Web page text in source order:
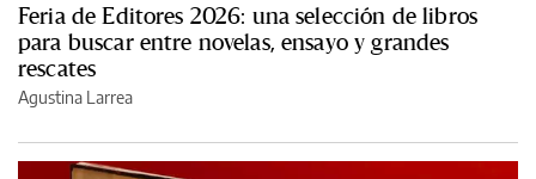
Feria de Editores 2026: una selección de libros
para buscar entre novelas, ensayo y grandes
rescates
Agustina Larrea